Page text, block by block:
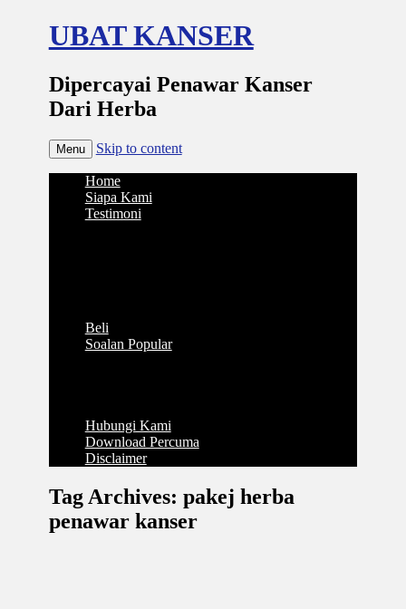
UBAT KANSER
Dipercayai Penawar Kanser
Dari Herba
Menu Skip to content
Home
Siapa Kami
Testimoni
Beli
Soalan Popular
Hubungi Kami
Download Percuma
Disclaimer
Tag Archives: pakej herba
penawar kanser